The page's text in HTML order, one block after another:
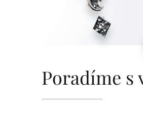
Poradíme s